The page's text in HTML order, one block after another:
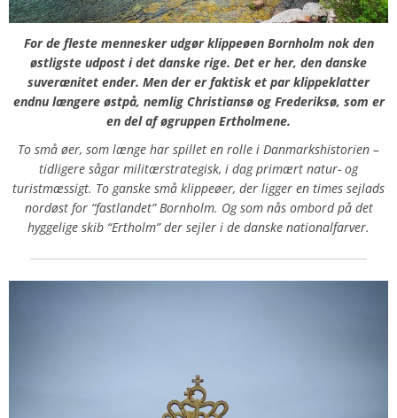
For de fleste mennesker udgør klippeøen Bornholm nok den
østligste udpost i det danske rige. Det er her, den danske
suverænitet ender. Men der er faktisk et par klippeklatter
endnu længere østpå, nemlig Christiansø og Frederiksø, som er
en del af øgruppen Ertholmene.
To små øer, som længe har spillet en rolle i Danmarkshistorien –
tidligere sågar militærstrategisk, i dag primært natur- og
turistmæssigt. To ganske små klippeøer, der ligger en times sejlads
nordøst for “fastlandet” Bornholm. Og som nås ombord på det
hyggelige skib “Ertholm” der sejler i de danske nationalfarver.